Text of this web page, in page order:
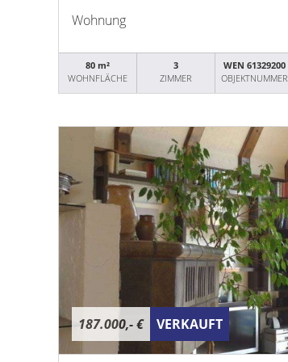
Wohnung
80 m²
WOHNFLÄCHE
3
ZIMMER
WEN 61329200
OBJEKTNUMMER
187.000,- € VERKAUFT